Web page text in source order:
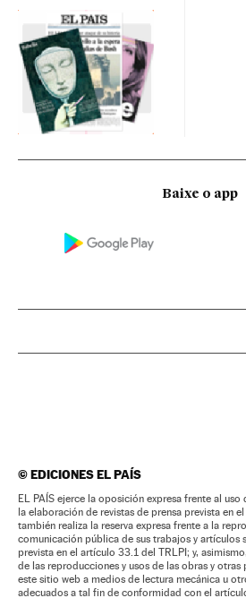
Baixe o app
©EDICIONES EL PAÍS
EL PAÍS ejerce la oposición expresa frente al uso
la elaboración de revistas de prensa prevista en
también realiza la reserva expresa frente a la
comunicación pública de sus trabajos y artículos
prevista en el artículo 33.1 del TRLPI; y,
de las reproducciones y usos de las obras y otras
este sitio web a medios de lectura mecánica u
adecuados a tal fin de conformidad con el